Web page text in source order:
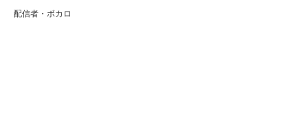
配信者・ボカロ